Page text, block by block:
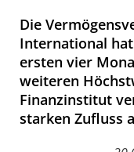
Die
International
ersten vier
weiteren
Finanzinstitut
starken Zufluss